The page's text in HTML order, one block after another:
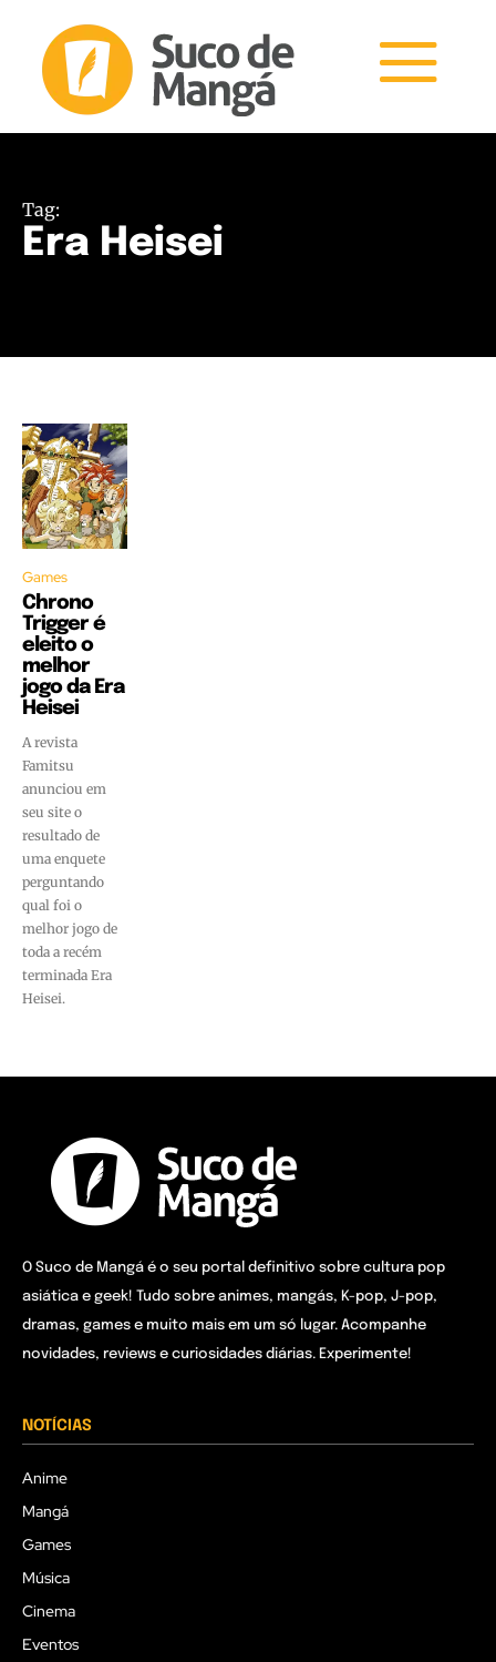
Tag:
Era Heisei
Games
Chrono
Trigger é
eleito o
melhor
jogo da Era
Heisei
A revista
Famitsu
anunciou em
seu site o
resultado de
uma enquete
perguntando
qual foi o
melhor jogo de
toda a recém
terminada Era
Heisei.
O Suco de Mangá é o seu portal definitivo sobre cultura pop
asiática e geek! Tudo sobre animes, mangás, K-pop, J-pop,
dramas, games e muito mais em um só lugar. Acompanhe
novidades, reviews e curiosidades diárias. Experimente!
NOTÍCIAS
Anime
Mangá
Games
Música
Cinema
Eventos